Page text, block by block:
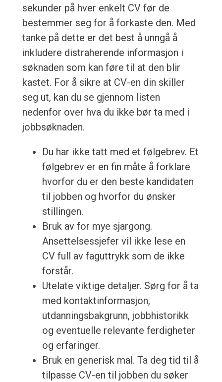
sekunder på hver enkelt CV før de
bestemmer seg for å forkaste den. Med
tanke på dette er det best å unngå å
inkludere distraherende informasjon i
søknaden som kan føre til at den blir
kastet. For å sikre at CV-en din skiller
seg ut, kan du se gjennom listen
nedenfor over hva du ikke bør ta med i
jobbsøknaden.
Du har ikke tatt med et følgebrev. Et
følgebrev er en fin måte å forklare
hvorfor du er den beste kandidaten
til jobben og hvorfor du ønsker
stillingen.
Bruk av for mye sjargong.
Ansettelsessjefer vil ikke lese en
CV full av faguttrykk som de ikke
forstår.
Utelate viktige detaljer. Sørg for å ta
med kontaktinformasjon,
utdanningsbakgrunn, jobbhistorikk
og eventuelle relevante ferdigheter
og erfaringer.
Bruk en generisk mal. Ta deg tid til å
tilpasse CV-en til jobben du søker